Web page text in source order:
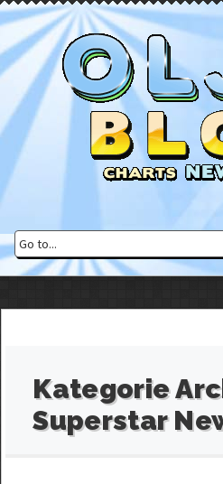
Kategorie
Superstar